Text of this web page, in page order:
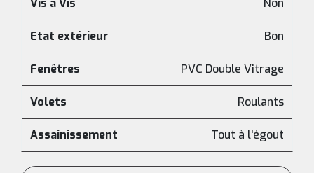
Vis à Vis Non
Etat extérieur Bon
Fenêtres PVC Double Vitrage
Volets Roulants
Assainissement Tout à l'égout